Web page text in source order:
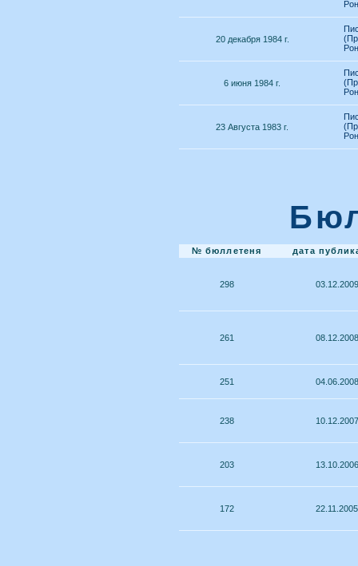
20 декабря 1984 г.
6 июня 1984 г.
23 Августа 1983 г.
№ бюллетеня дата
298 03.12.2009
261 08.12.2008
251 04.06.2008
238 10.12.2007
203 13.10.2006
172 22.11.2005